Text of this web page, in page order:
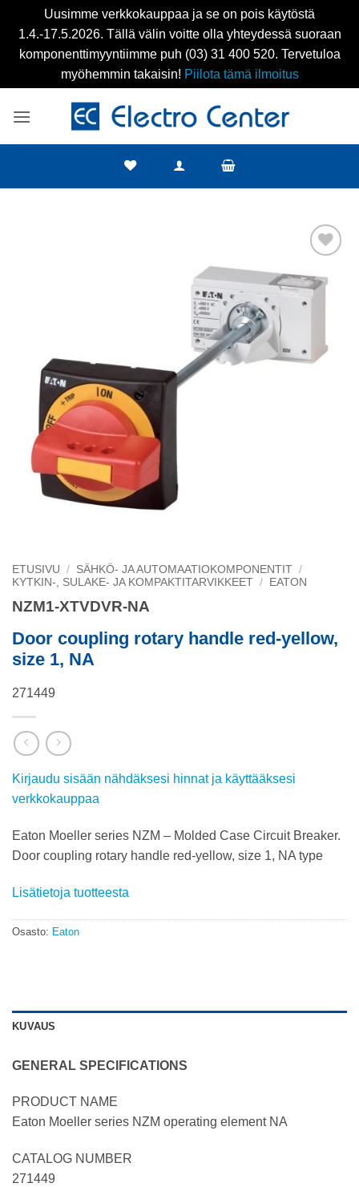
Uusimme verkkokauppaa ja se on pois käytöstä
1.4.-17.5.2026. Tällä välin voitte olla yhteydessä suoraan
komponenttimyyntiimme puh (03) 31 400 520. Tervetuloa
myöhemmin takaisin! Piilota tämä ilmoitus
wishlist
ETUSIVU / SÄHKÖ- JA AUTOMAATIOKOMPONENTIT /
KYTKIN-, SULAKE- JA KOMPAKTITARVIKKEET / EATON
NZM1-XTVDVR-NA
Door coupling rotary handle red-yellow,
size 1, NA
271449
Kirjaudu sisään nähdäksesi hinnat ja käyttääksesi
verkkokauppaa
Eaton Moeller series NZM – Molded Case Circuit Breaker.
Door coupling rotary handle red-yellow, size 1, NA type
Lisätietoja tuotteesta
Osasto: Eaton
KUVAUS
GENERAL SPECIFICATIONS
PRODUCT NAME
Eaton Moeller series NZM operating element NA
CATALOG NUMBER
271449